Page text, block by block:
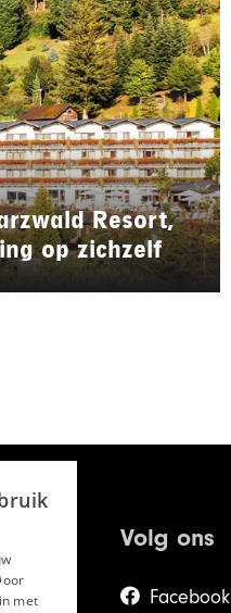
Resort,
op zichzelf
Volg ons
Facebook
met